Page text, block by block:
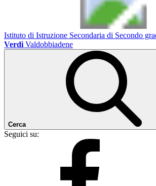
Istituto di Istruzione Secondaria di Secondo
Verdi Valdobbiadene
Cerca
Seguici su: